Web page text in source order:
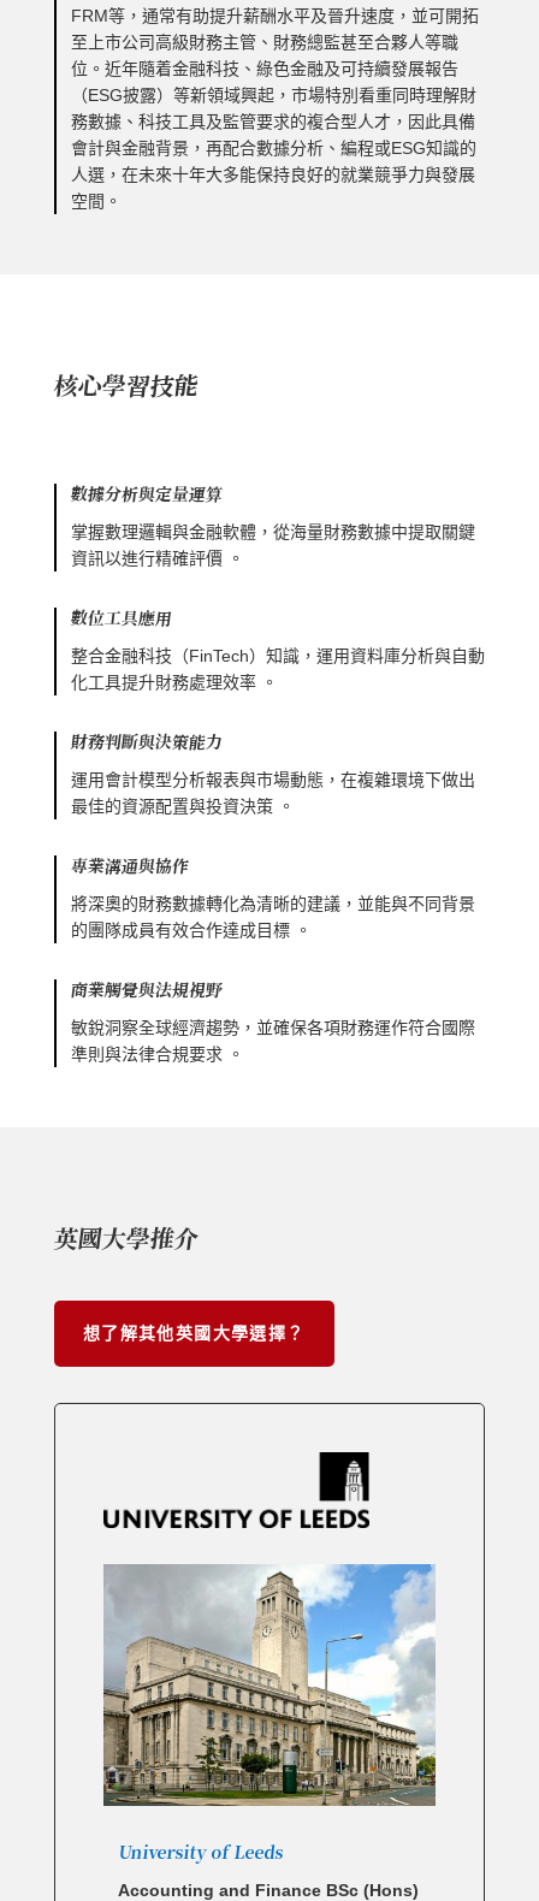
FRM等，通常有助提升薪酬水平及晉升速度，並可開拓
至上市公司高級財務主管、財務總監甚至合夥人等職
位。近年隨着金融科技、綠色金融及可持續發展報告
（ESG披露）等新領域興起，市場特別看重同時理解財
務數據、科技工具及監管要求的複合型人才，因此具備
會計與金融背景，再配合數據分析、編程或ESG知識的
人選，在未來十年大多能保持良好的就業競爭力與發展
空間。
核心學習技能
數據分析與定量運算
掌握數理邏輯與金融軟體，從海量財務數據中提取關鍵
資訊以進行精確評價 。
數位工具應用
整合金融科技（FinTech）知識，運用資料庫分析與自動
化工具提升財務處理效率 。
財務判斷與決策能力
運用會計模型分析報表與市場動態，在複雜環境下做出
最佳的資源配置與投資決策 。
專業溝通與協作
將深奧的財務數據轉化為清晰的建議，並能與不同背景
的團隊成員有效合作達成目標 。
商業觸覺與法規視野
敏銳洞察全球經濟趨勢，並確保各項財務運作符合國際
準則與法律合規要求 。
英國大學推介
想了解其他英國大學選擇？
University of Leeds
Accounting and Finance BSc (Hons)